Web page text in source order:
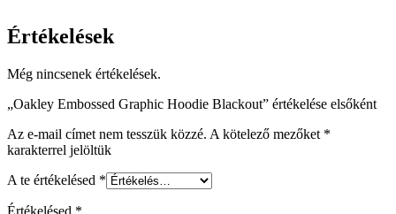
Értékelések
Még nincsenek értékelések.
„Oakley Embossed Graphic Hoodie Blackout” értékelése elsőként
Az e-mail címet nem tesszük közzé. A kötelező mezőket *
karakterrel jelöltük
A te értékelésed *
Értékelésed *